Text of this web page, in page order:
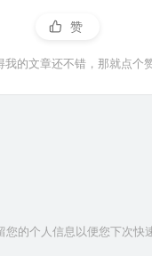
赞
我的文章还不错，那就点个
您的个人信息以便您下次快